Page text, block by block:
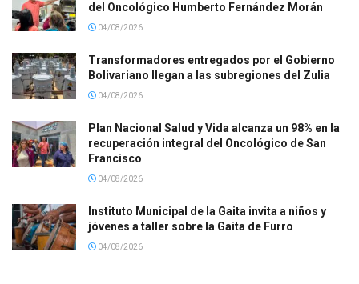
del Oncológico Humberto Fernández Morán
04/08/2026
Transformadores entregados por el Gobierno
Bolivariano llegan a las subregiones del Zulia
04/08/2026
Plan Nacional Salud y Vida alcanza un 98% en la
recuperación integral del Oncológico de San
Francisco
04/08/2026
Instituto Municipal de la Gaita invita a niños y
jóvenes a taller sobre la Gaita de Furro
04/08/2026